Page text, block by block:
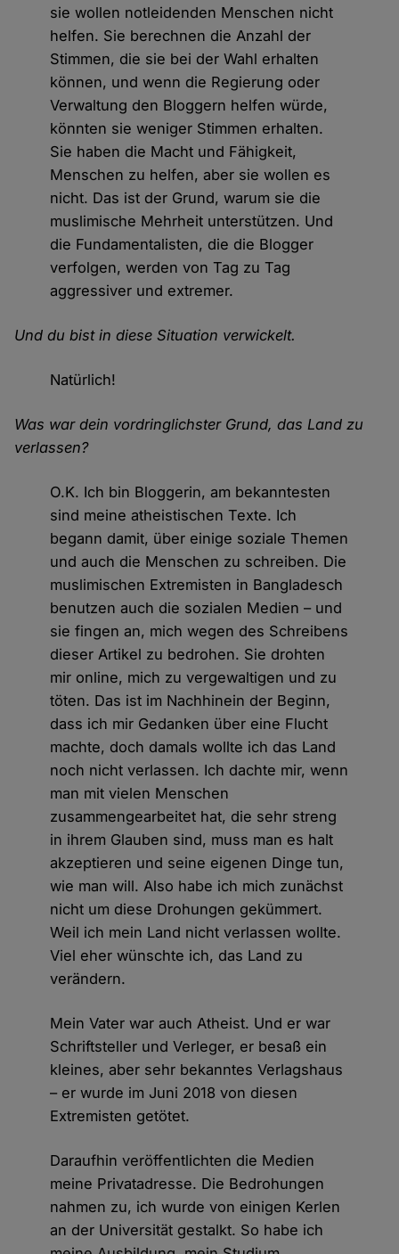
sie wollen notleidenden Menschen nicht
helfen. Sie berechnen die Anzahl der
Stimmen, die sie bei der Wahl erhalten
können, und wenn die Regierung oder
Verwaltung den Bloggern helfen würde,
könnten sie weniger Stimmen erhalten.
Sie haben die Macht und Fähigkeit,
Menschen zu helfen, aber sie wollen es
nicht. Das ist der Grund, warum sie die
muslimische Mehrheit unterstützen. Und
die Fundamentalisten, die die Blogger
verfolgen, werden von Tag zu Tag
aggressiver und extremer.
Und du bist in diese Situation verwickelt.
Natürlich!
Was war dein vordringlichster Grund, das Land zu
verlassen?
O.K. Ich bin Bloggerin, am bekanntesten
sind meine atheistischen Texte. Ich
begann damit, über einige soziale Themen
und auch die Menschen zu schreiben. Die
muslimischen Extremisten in Bangladesch
benutzen auch die sozialen Medien – und
sie fingen an, mich wegen des Schreibens
dieser Artikel zu bedrohen. Sie drohten
mir online, mich zu vergewaltigen und zu
töten. Das ist im Nachhinein der Beginn,
dass ich mir Gedanken über eine Flucht
machte, doch damals wollte ich das Land
noch nicht verlassen. Ich dachte mir, wenn
man mit vielen Menschen
zusammengearbeitet hat, die sehr streng
in ihrem Glauben sind, muss man es halt
akzeptieren und seine eigenen Dinge tun,
wie man will. Also habe ich mich zunächst
nicht um diese Drohungen gekümmert.
Weil ich mein Land nicht verlassen wollte.
Viel eher wünschte ich, das Land zu
verändern.
Mein Vater war auch Atheist. Und er war
Schriftsteller und Verleger, er besaß ein
kleines, aber sehr bekanntes Verlagshaus
– er wurde im Juni 2018 von diesen
Extremisten getötet.
Daraufhin veröffentlichten die Medien
meine Privatadresse. Die Bedrohungen
nahmen zu, ich wurde von einigen Kerlen
an der Universität gestalkt. So habe ich